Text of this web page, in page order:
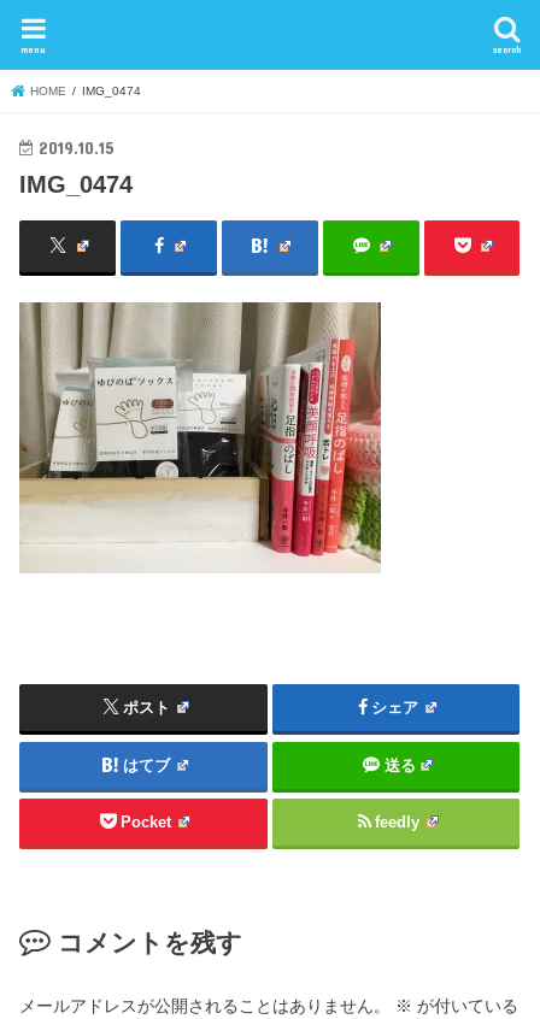
search
menu
HOME IMG_0474
2019.10.15
IMG_0474
ポスト シェア
はてブ 送る
Pocket feedly
コメントを残す
メールアドレスが公開されることはありません。 ※ が付いている